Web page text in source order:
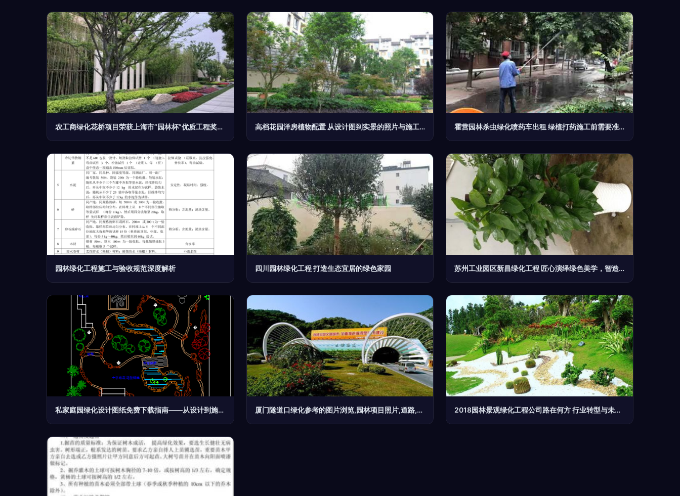
农工商绿化花桥项目荣获上海市“园林杯”优质工程奖，树立园林绿化施工新标杆 高档花园洋房植物配置 从设计图到实景的照片与施工指南 霍营园林杀虫绿化喷药车出租 绿植打药施工前需要准备哪些？
园林绿化工程施工与验收规范深度解析 四川园林绿化工程 打造生态宜居的绿色家园 苏州工业园区新昌绿化工程 匠心演绎绿色美学，智造园林精品
私家庭园绿化设计图纸免费下载指南——从设计到施工的全流程解析 厦门隧道口绿化参考的图片浏览,园林项目照片,道路,园林景观设计施工图纸资料下载 2018园林景观绿化工程公司路在何方 行业转型与未来趋势深度解析